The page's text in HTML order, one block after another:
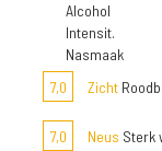
Alcohol
Intensit.
Nasmaak
7,0
Zicht
7,0 Neus Sterk